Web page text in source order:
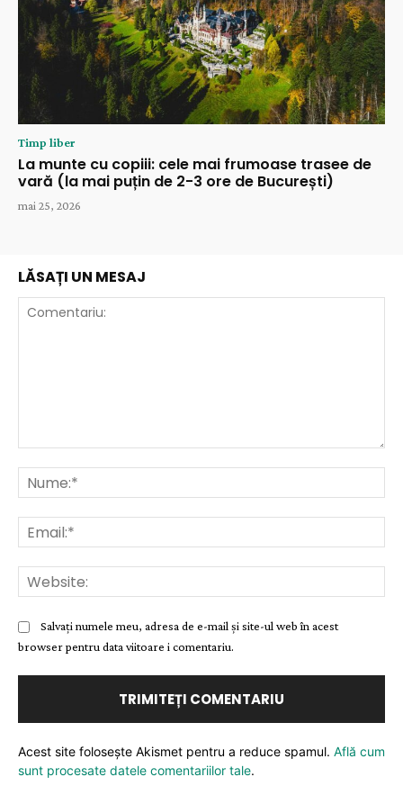
Timp liber
La munte cu copiii: cele mai frumoase trasee de
vară (la mai puțin de 2-3 ore de București)
mai 25, 2026
LĂSAȚI UN MESAJ
Salvați numele meu, adresa de e-mail și site-ul web în acest
browser pentru data viitoare i comentariu.
Acest site folosește Akismet pentru a reduce spamul. Află cum
sunt procesate datele comentariilor tale.